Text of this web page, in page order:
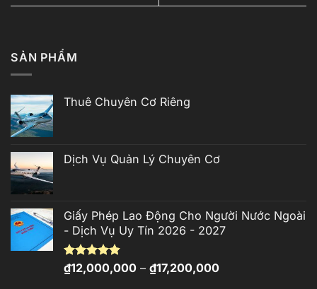
SẢN PHẨM
Thuê Chuyên Cơ Riêng
Dịch Vụ Quản Lý Chuyên Cơ
Giấy Phép Lao Động Cho Người Nước Ngoài
- Dịch Vụ Uy Tín 2026 - 2027
Được xếp
hạng
4.81
₫12,000,000 – ₫17,200,000Khoảng